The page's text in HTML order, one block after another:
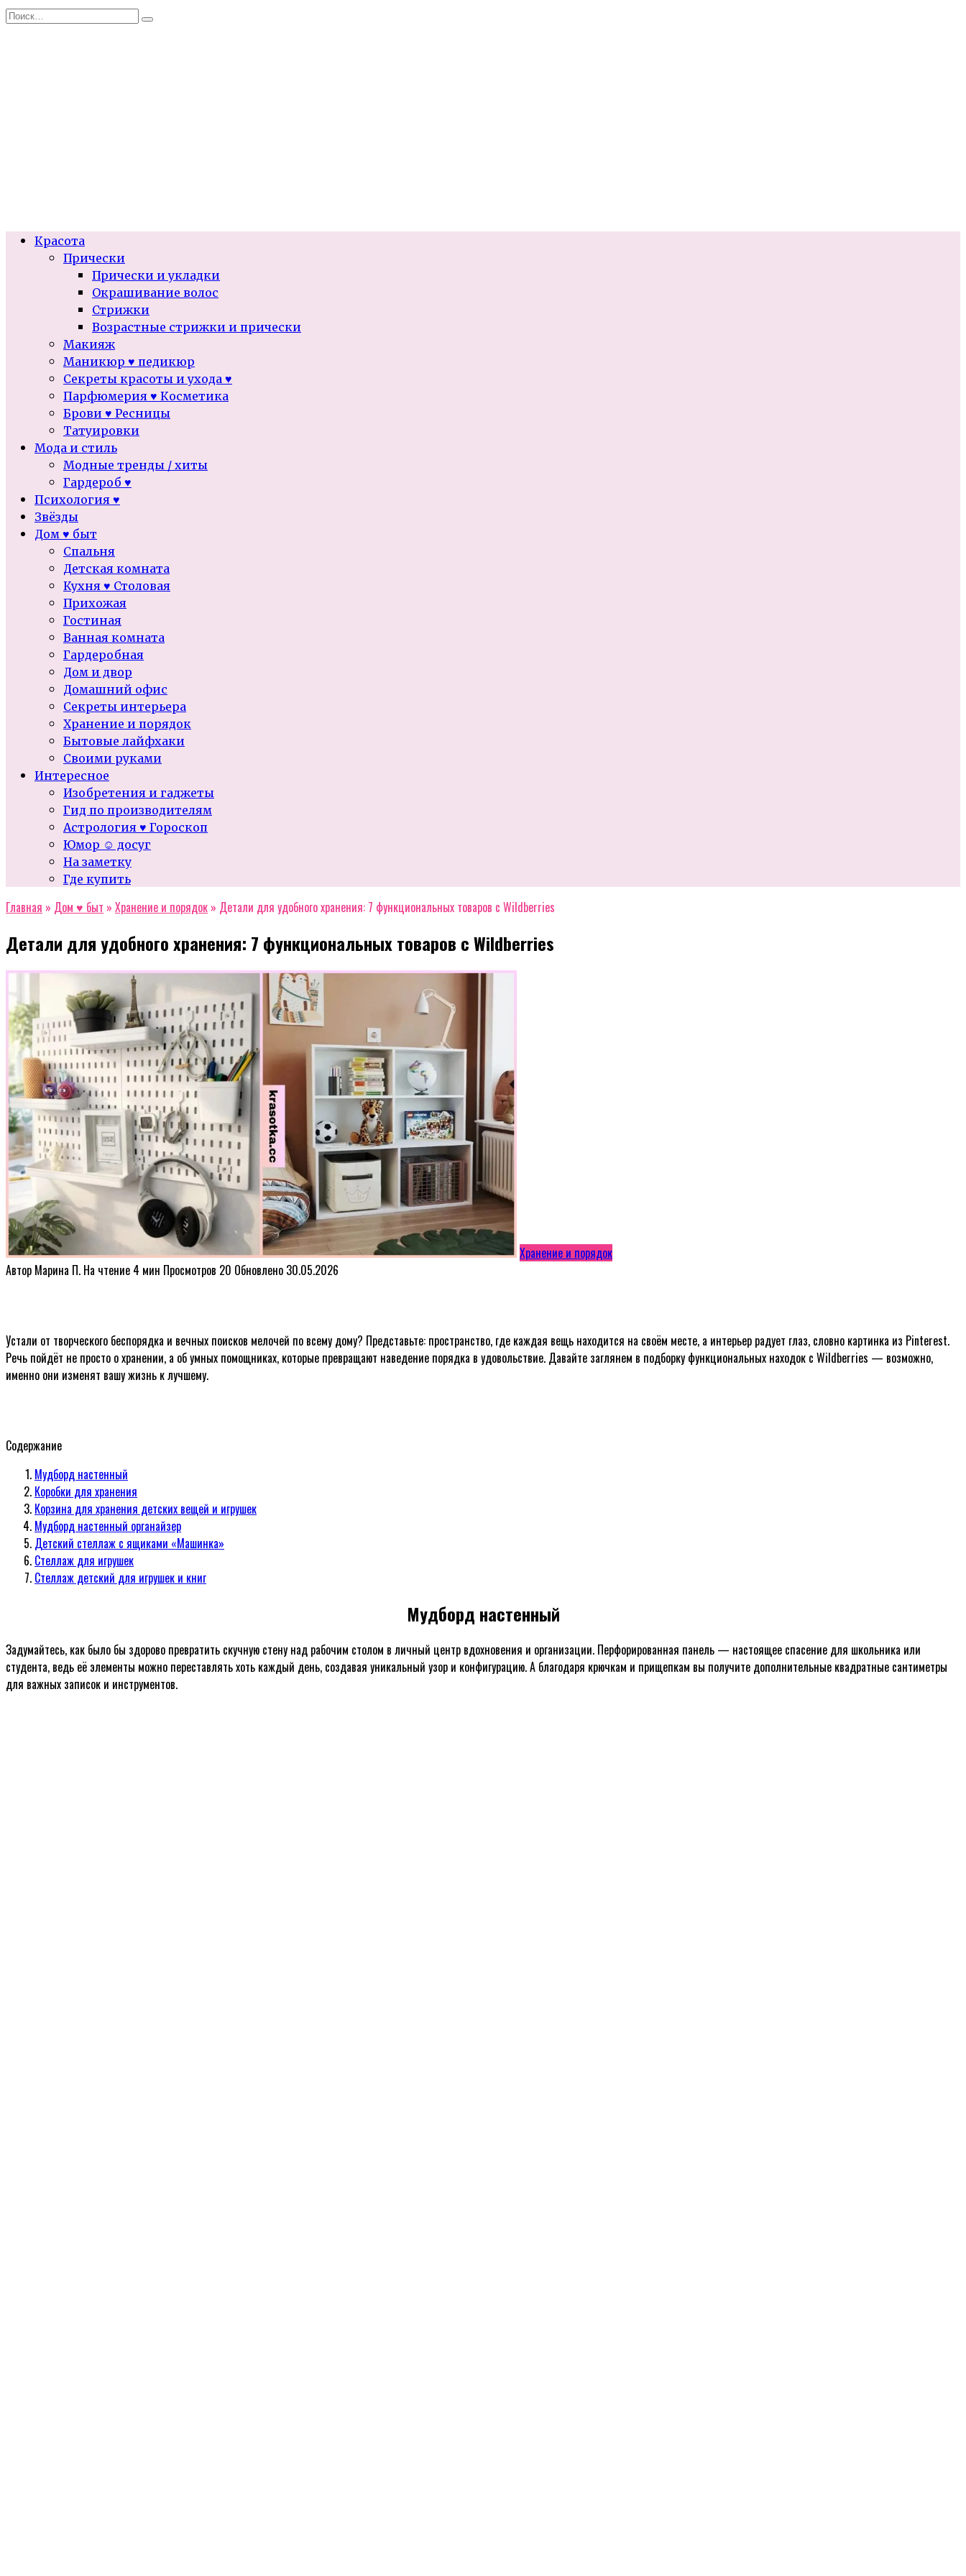
Перейти
Search
Красота
Прически
Прически и укладки
Окрашивание волос
Стрижки
Возрастные стрижки и прически
Макияж
Маникюр ♥ педикюр
Секреты красоты и ухода ♥
Парфюмерия ♥ Косметика
Брови ♥ Ресницы
Татуировки
Мода и стиль
Модные тренды / хиты
Гардероб ♥
Психология ♥
Звёзды
Дом ♥ быт
Спальня
Детская комната
Кухня ♥ Столовая
Прихожая
Гостиная
Ванная комната
Гардеробная
Дом и двор
Домашний офис
Секреты интерьера
Хранение и порядок
Бытовые лайфхаки
Своими руками
Интересное
Изобретения и гаджеты
Гид по производителям
Астрология ♥ Гороскоп
Юмор ☺ досуг
На заметку
Где купить
Главная » Дом ♥ быт » Хранение и порядок » Детали для удобного хранения: 7 функциональных товаров с Wildberries
Детали для удобного хранения: 7 функциональных товаров с Wildberries
Хранение и порядок
Автор Марина П. На чтение 4 мин Просмотров 20 Обновлено 30.05.2026
Устали от творческого беспорядка и вечных поисков мелочей по всему дому? Представьте: пространство, где каждая вещь находится на своём месте, а интерьер радует глаз, словно картинка из Pinterest.
Речь пойдёт не просто о хранении, а об умных помощниках, которые превращают наведение порядка в удовольствие. Давайте заглянем в подборку функциональных находок с Wildberries — возможно,
именно они изменят вашу жизнь к лучшему.
Содержание
Мудборд настенный
Коробки для хранения
Корзина для хранения детских вещей и игрушек
Мудборд настенный органайзер
Детский стеллаж с ящиками «Машинка»
Стеллаж для игрушек
Стеллаж детский для игрушек и книг
Мудборд настенный
Задумайтесь, как было бы здорово превратить скучную стену над рабочим столом в личный центр вдохновения и организации. Перфорированная панель — настоящее спасение для школьника или
студента, ведь её элементы можно переставлять хоть каждый день, создавая уникальный узор и конфигурацию. А благодаря крючкам и прищепкам вы получите дополнительные квадратные сантиметры
для важных записок и инструментов.